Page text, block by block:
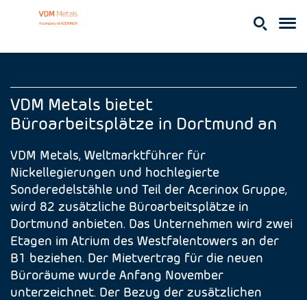
VDM Metals bietet
Büroarbeitsplätze in Dortmund an
VDM Metals, Weltmarktführer für
Nickellegierungen und hochlegierte
Sonderedelstähle und Teil der Acerinox Gruppe,
wird 82 zusätzliche Büroarbeitsplätze in
Dortmund anbieten. Das Unternehmen wird zwei
Etagen im Atrium des Westfalentowers an der
B1 beziehen. Der Mietvertrag für die neuen
Büroräume wurde Anfang November
unterzeichnet. Der Bezug der zusätzlichen